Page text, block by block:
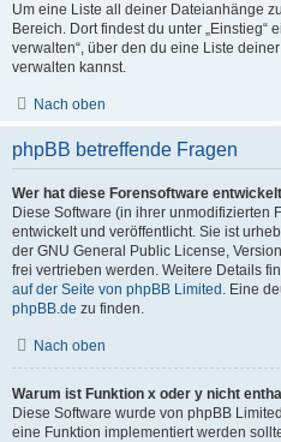
Um eine Liste all deiner Dateianhänge
Bereich. Dort findest du unter „Einstieg“
verwalten“, über den du eine Liste
verwalten kannst.
Nach oben
phpBB betreffende Fragen
Wer hat diese Forensoftware
Diese Software (in ihrer unmodifizierten
entwickelt und veröffentlicht. Sie ist
der GNU General Public License,
frei vertrieben werden. Weitere Details
auf der Seite von phpBB Limited . Eine
phpBB.de zu finden.
Nach oben
Warum ist Funktion x oder y nicht
Diese Software wurde von phpBB
eine Funktion implementiert werden